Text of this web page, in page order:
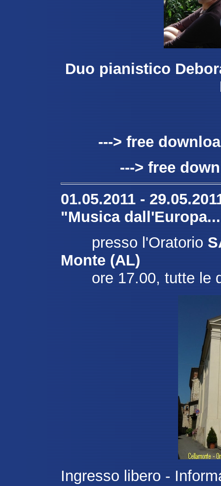
Duo pianistico
---> free
---> free
01.05.2011 -
"Musica
presso l'Oratorio
Monte (AL)
ore 17.00, tutte le
Ingresso libero -